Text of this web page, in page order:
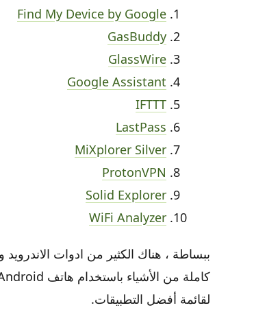
Find My Device by Google
GasBuddy
GlassWire
Google Assistant
IFTTT
LastPass
MiXplorer Silver
ProtonVPN
Solid Explorer
WiFi Analyzer
ببساطة ، هناك الكثير من ادوات
لقائمة أفضل التطبيقات.